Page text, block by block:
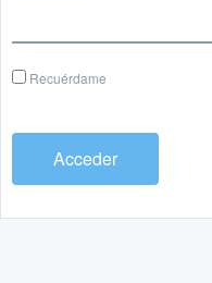
Recuérdame
Acceder